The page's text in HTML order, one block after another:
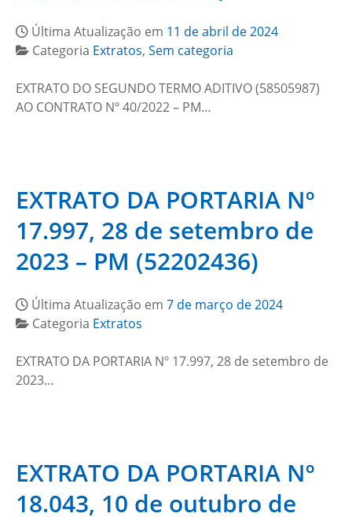
Última Atualização em 11 de abril de 2024
Categoria Extratos, Sem categoria
EXTRATO DO SEGUNDO TERMO ADITIVO (58505987)
AO CONTRATO Nº 40/2022 – PM…
EXTRATO DA PORTARIA Nº
17.997, 28 de setembro de
2023 – PM (52202436)
Última Atualização em 7 de março de 2024
Categoria Extratos
EXTRATO DA PORTARIA Nº 17.997, 28 de setembro de
2023…
EXTRATO DA PORTARIA Nº
18.043, 10 de outubro de